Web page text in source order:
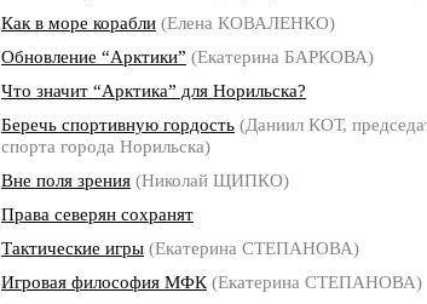
Как в море корабли (Елена КОВАЛЕНКО)
Обновление “Арктики” (Екатерина БАРКОВА)
Что значит “Арктика” для Норильска?
Беречь спортивную гордость (Даниил КОТ,
спорта города Норильска)
Вне поля зрения (Николай ЩИПКО)
Права северян сохранят
Тактические игры (Екатерина СТЕПАНОВА)
Игровая философия МФК (Екатерина СТЕПАНОВА)